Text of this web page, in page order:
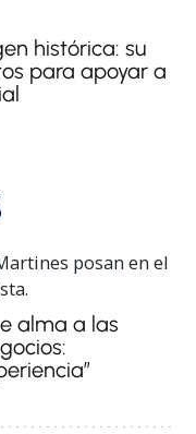
histórica: su
para apoyar a
alma a las